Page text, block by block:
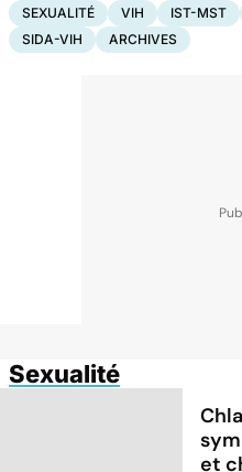
SEXUALITÉ VIH IST-MST
SIDA-VIH
ARCHIVES
Sexualité
et